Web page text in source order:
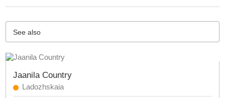
See also
Jaanila Country
Ladozhskaia